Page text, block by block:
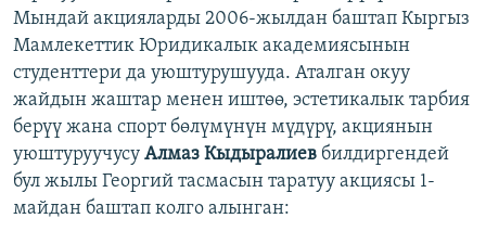
Мындай акцияларды 2006-жылдан баштап Кыргыз
Мамлекеттик Юридикалык академиясынын
студенттери да уюштурушууда. Аталган окуу
жайдын жаштар менен иштөө, эстетикалык тарбия
берүү жана спорт бөлүмүнүн мүдүрү, акциянын
уюштуруучусу Алмаз Кыдыралиев билдиргендей
бул жылы Георгий тасмасын таратуу акциясы 1-
майдан баштап колго алынган: